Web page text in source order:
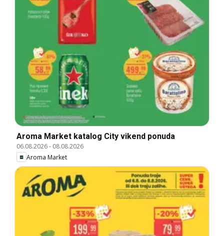
Aroma Market katalog City vikend ponuda
06.08.2026- 08.08.2026
Aroma Market